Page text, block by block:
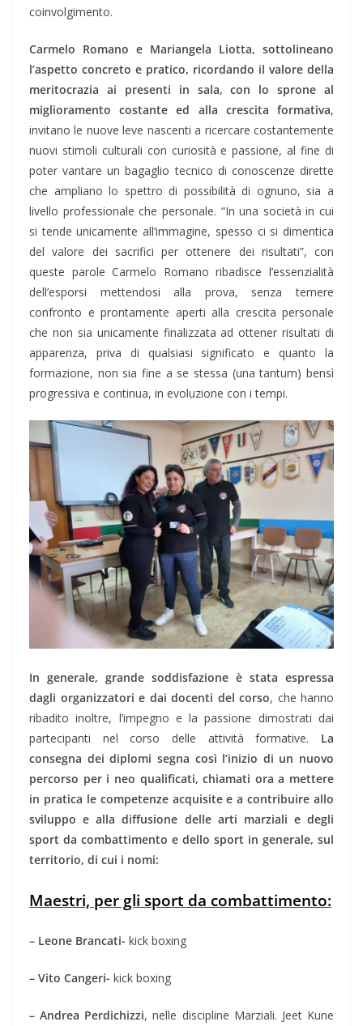
coinvolgimento.
Carmelo Romano e Mariangela Liotta, sottolineano
l’aspetto concreto e pratico, ricordando il valore della
meritocrazia ai presenti in sala, con lo sprone al
miglioramento costante ed alla crescita formativa,
invitano le nuove leve nascenti a ricercare costantemente
nuovi stimoli culturali con curiosità e passione, al fine di
poter vantare un bagaglio tecnico di conoscenze dirette
che ampliano lo spettro di possibilità di ognuno, sia a
livello professionale che personale. “In una società in cui
si tende unicamente all’immagine, spesso ci si dimentica
del valore dei sacrifici per ottenere dei risultati”, con
queste parole Carmelo Romano ribadisce l’essenzialità
dell’esporsi mettendosi alla prova, senza temere
confronto e prontamente aperti alla crescita personale
che non sia unicamente finalizzata ad ottener risultati di
apparenza, priva di qualsiasi significato e quanto la
formazione, non sia fine a se stessa (una tantum) bensì
progressiva e continua, in evoluzione con i tempi.
In generale, grande soddisfazione è stata espressa
dagli organizzatori e dai docenti del corso, che hanno
ribadito inoltre, l’impegno e la passione dimostrati dai
partecipanti nel corso delle attività formative. La
consegna dei diplomi segna così l’inizio di un nuovo
percorso per i neo qualificati, chiamati ora a mettere
in pratica le competenze acquisite e a contribuire allo
sviluppo e alla diffusione delle arti marziali e degli
sport da combattimento e dello sport in generale, sul
territorio, di cui i nomi:
Maestri, per gli sport da combattimento:
– Leone Brancati- kick boxing
– Vito Cangeri- kick boxing
– Andrea Perdichizzi, nelle discipline Marziali. Jeet Kune